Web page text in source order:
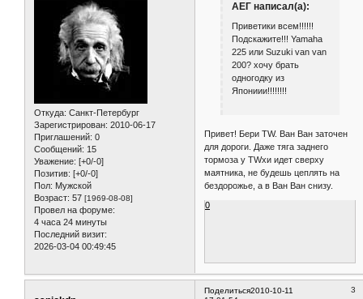
Откуда: Санкт-Петербург
Зарегистрирован: 2010-06-17
Приглашений: 0
Сообщений: 15
Уважение: [+0/-0]
Позитив: [+0/-0]
Пол: Мужской
Возраст: 57 [1969-08-08]
Провел на форуме:
4 часа 24 минуты
Последний визит:
2026-03-04 00:49:45
АЕГ написал(а):
Приветики всем!!!!!!
Подскажите!!! Yamaha
225 или Suzuki van van
200? хочу брать
одногодку из
Япониии!!!!!!!!
Привет! Бери TW. Ван Ван заточен
для дороги. Даже тяга заднего
тормоза у TWхи идет сверху
маятника, не будешь цеплять на
бездорожье, а в Ван Ван снизу.
0
Поделиться 3
2010-10-11